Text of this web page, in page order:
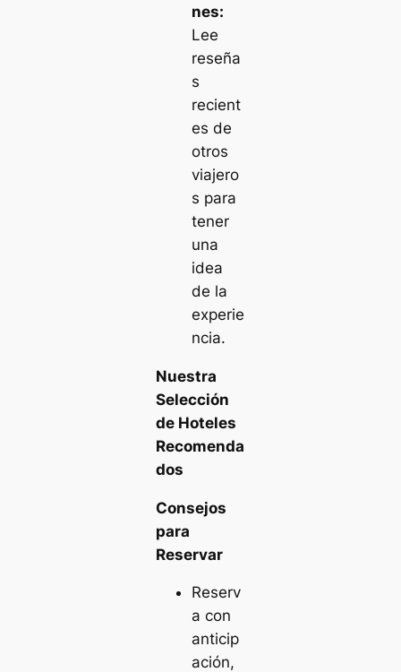
nes:
Lee
reseña
s
recient
es de
otros
viajero
s para
tener
una
idea
de la
experie
ncia.
Nuestra
Selección
de Hoteles
Recomenda
dos
Consejos
para
Reservar
Reserv
a con
anticip
ación,